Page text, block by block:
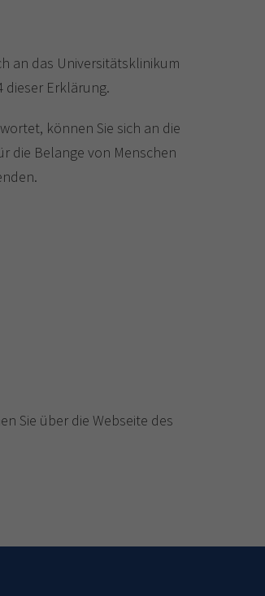
an das Universitätsklinikum
dieser Erklärung.
können Sie sich an die
die Belange von Menschen
Sie über die Webseite des